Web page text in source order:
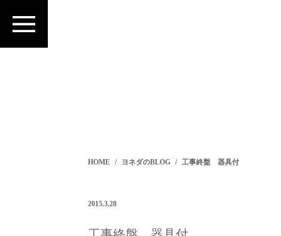
HOME ヨネダのBLOG 工事終盤 器具付
2015.3.28